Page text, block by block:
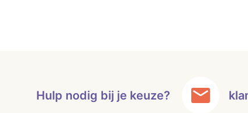
Hulp nodig bij je keuze?